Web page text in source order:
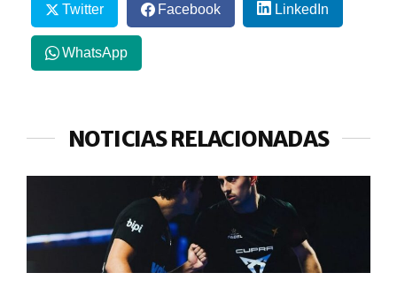
Twitter Facebook LinkedIn
WhatsApp
NOTICIAS RELACIONADAS